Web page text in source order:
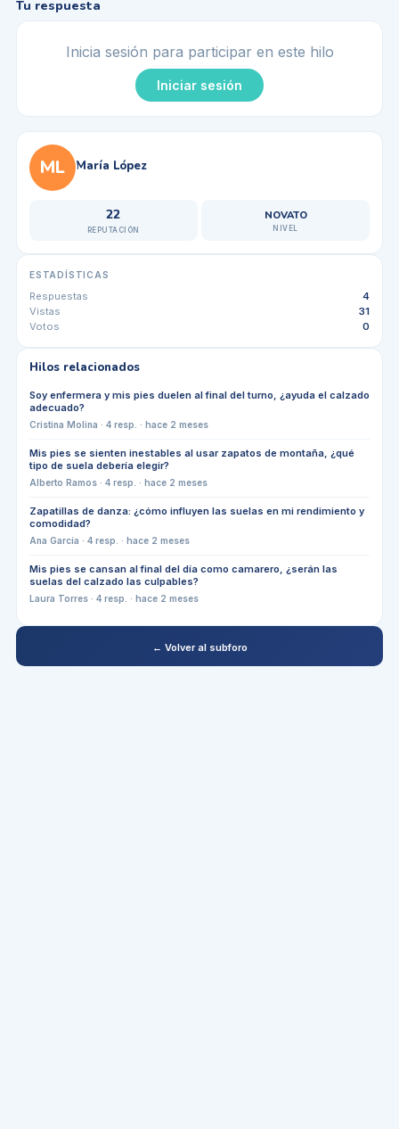
Tu respuesta
Inicia sesión para participar en este hilo
Iniciar sesión
ML María López
22
REPUTACIÓN
NOVATO
NIVEL
ESTADÍSTICAS
Respuestas
4
Vistas
31
Votos
0
Hilos relacionados
Soy enfermera y mis pies duelen al final del turno, ¿ayuda el calzado
adecuado?
Cristina Molina · 4resp. · hace 2 meses
Mis pies se sienten inestables al usar zapatos de montaña, ¿qué
tipo de suela debería elegir?
Alberto Ramos· 4resp. · hace 2 meses
Zapatillas de danza: ¿cómo influyen las suelas en mi rendimiento y
comodidad?
Ana García · 4resp. · hace 2 meses
Mis pies se cansan al final del día como camarero, ¿serán las
suelas del calzado las culpables?
Laura Torres· 4resp. · hace 2 meses
← Volver al subforo